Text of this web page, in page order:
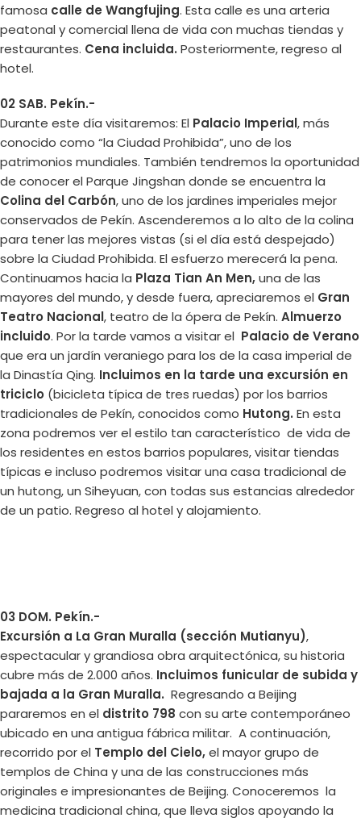
famosa calle de Wangfujing. Esta calle es una arteria
peatonal y comercial llena de vida con muchas tiendas y
restaurantes. Cena incluida. Posteriormente, regreso al
hotel.
02 SAB. Pekín.-
Durante este día visitaremos: El Palacio Imperial, más
conocido como “la Ciudad Prohibida”, uno de los
patrimonios mundiales. También tendremos la oportunidad
de conocer el Parque Jingshan donde se encuentra la
Colina del Carbón, uno de los jardines imperiales mejor
conservados de Pekín. Ascenderemos a lo alto de la colina
para tener las mejores vistas (si el día está despejado)
sobre la Ciudad Prohibida. El esfuerzo merecerá la pena.
Continuamos hacia la Plaza Tian An Men,una de las
mayores del mundo, y desde fuera, apreciaremos el Gran
Teatro Nacional, teatro de la ópera de Pekín. Almuerzo
incluido. Por la tarde vamos a visitar el Palacio de Verano
que era un jardín veraniego para los de la casa imperial de
la Dinastía Qing. Incluimos en la tarde una excursión en
triciclo (bicicleta típica de tres ruedas) por los barrios
tradicionales de Pekín, conocidos como Hutong. En esta
zona podremos ver el estilo tan característico de vida de
los residentes en estos barrios populares, visitar tiendas
típicas e incluso podremos visitar una casa tradicional de
un hutong, un Siheyuan, con todas sus estancias alrededor
de un patio. Regreso al hotel y alojamiento.
03 DOM. Pekín.-
Excursión a La Gran Muralla (sección Mutianyu),
espectacular y grandiosa obra arquitectónica, su historia
cubre más de 2.000 años. Incluimos funicular de subida y
bajada a la Gran Muralla. Regresando a Beijing
pararemos en el distrito 798 con su arte contemporáneo
ubicado en una antigua fábrica militar. A continuación,
recorrido por el Templo del Cielo,el mayor grupo de
templos de China y una de las construcciones más
originales e impresionantes de Beijing. Conoceremos la
medicina tradicional china, que lleva siglos apoyando la